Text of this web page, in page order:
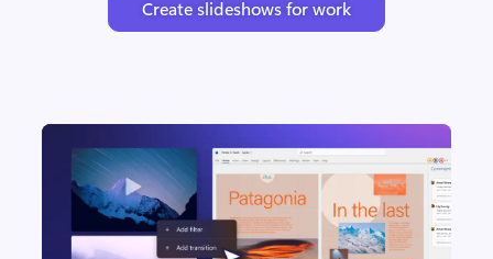
Create slideshows for work